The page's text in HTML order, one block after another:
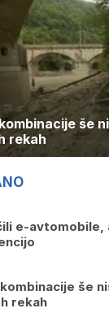
še
rekah
e-avtomobile,
še
rekah